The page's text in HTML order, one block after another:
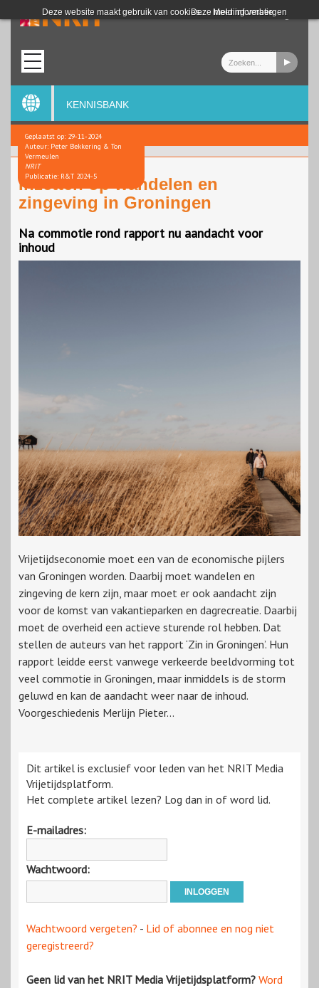
Deze website maakt gebruik van cookies. Meer informatie
Deze melding verbergen
Login
KENNISBANK
Geplaatst op: 29-11-2024
Auteur: Peter Bekkering & Ton
Vermeulen
NRIT
Publicatie: R&T 2024-5
Inzetten op wandelen en
zingeving in Groningen
Na commotie rond rapport nu aandacht voor
inhoud
Vrijetijdseconomie moet een van de economische pijlers
van Groningen worden. Daarbij moet wandelen en
zingeving de kern zijn, maar moet er ook aandacht zijn
voor de komst van vakantieparken en dagrecreatie. Daarbij
moet de overheid een actieve sturende rol hebben. Dat
stellen de auteurs van het rapport ‘Zin in Groningen’. Hun
rapport leidde eerst vanwege verkeerde beeldvorming tot
veel commotie in Groningen, maar inmiddels is de storm
geluwd en kan de aandacht weer naar de inhoud.
Voorgeschiedenis Merlijn Pieter...
Dit artikel is exclusief voor leden van het NRIT Media
Vrijetijdsplatform.
Het complete artikel lezen? Log dan in of word lid.
E-mailadres:
Wachtwoord:
Wachtwoord vergeten? - Lid of abonnee en nog niet
geregistreerd?
Geen lid van het NRIT Media Vrijetijdsplatform? Word